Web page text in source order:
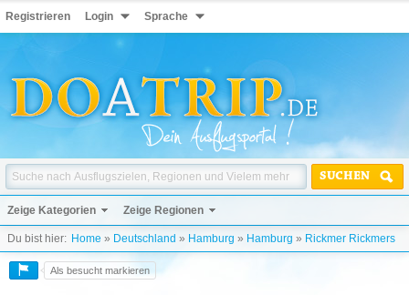
Registrieren Login Sprache
SUCHEN
Zeige Kategorien Zeige Regionen
Du bist hier: Home » Deutschland » Hamburg » Hamburg » Rickmer Rickmers
Als besucht markieren